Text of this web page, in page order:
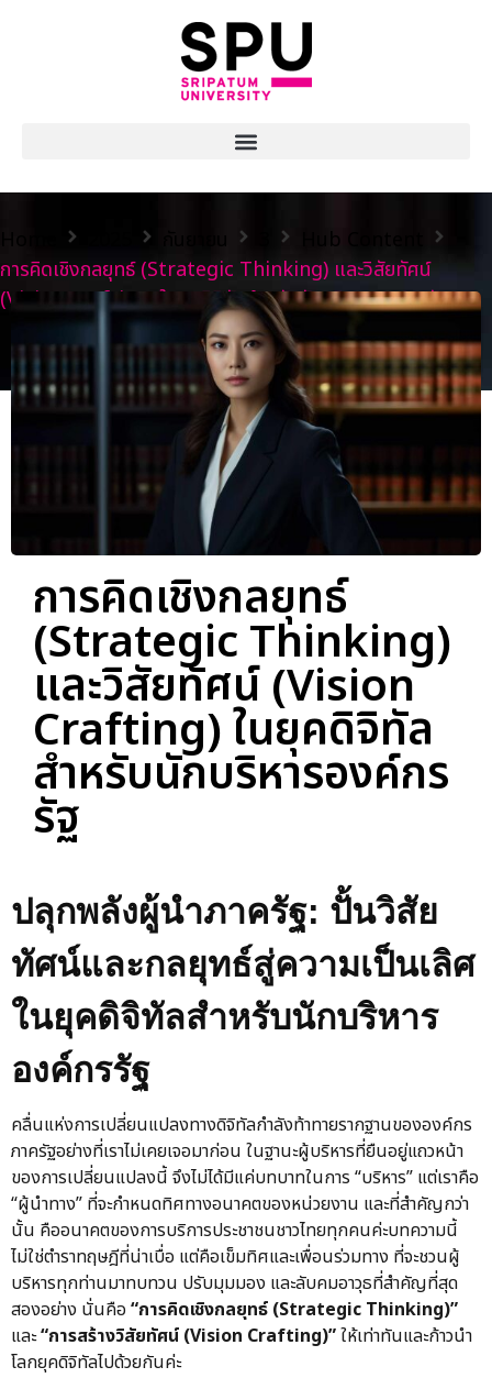
Hub Content
การคิดเชิงกลยุทธ์ (Strategic Thinking) และวิสัยทัศน์
(Vision Crafting) ในยุคดิจิทัลสำหรับนักบริหารองค์กรรัฐ
การคิดเชิงกลยุทธ์
(Strategic Thinking)
และวิสัยทัศน์ (Vision
Crafting) ในยุคดิจิทัล
สำหรับนักบริหารองค์กร
รัฐ
ปลุกพลังผู้นำภาครัฐ: ปั้นวิสัย
ทัศน์และกลยุทธ์สู่ความเป็นเลิศ
ในยุคดิจิทัลสำหรับนักบริหาร
องค์กรรัฐ
คลื่นแห่งการเปลี่ยนแปลงทางดิจิทัลกำลังท้าทายรากฐานขององค์กร
ภาครัฐอย่างที่เราไม่เคยเจอมาก่อน ในฐานะผู้บริหารที่ยืนอยู่แถวหน้า
ของการเปลี่ยนแปลงนี้ จึงไม่ได้มีแค่บทบาทในการ “บริหาร” แต่เราคือ
“ผู้นำทาง” ที่จะกำหนดทิศทางอนาคตของหน่วยงาน และที่สำคัญกว่า
นั้น คืออนาคตของการบริการประชาชนชาวไทยทุกคนค่ะบทความนี้
ไม่ใช่ตำราทฤษฎีที่น่าเบื่อ แต่คือเข็มทิศและเพื่อนร่วมทาง ที่จะชวนผู้
บริหารทุกท่านมาทบทวน ปรับมุมมอง และลับคมอาวุธที่สำคัญที่สุด
สองอย่าง นั่นคือ “การคิดเชิงกลยุทธ์ (Strategic Thinking)”
และ“การสร้างวิสัยทัศน์ (Vision Crafting)”ให้เท่าทันและก้าวนำ
โลกยุคดิจิทัลไปด้วยกันค่ะ